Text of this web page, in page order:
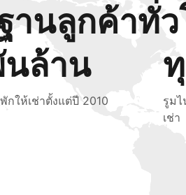
านลูกค้าทั่
นล้าน
กให้เช่าตั้งแต่ปี 2010
รูม
เช่า
แต่วันนี้